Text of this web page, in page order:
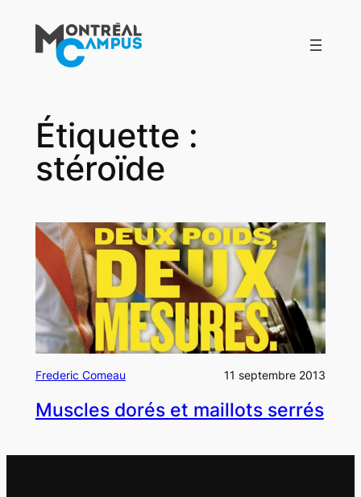
contenu
Étiquette :
stéroïde
Frederic Comeau 11 septembre 2013
Muscles dorés et maillots serrés